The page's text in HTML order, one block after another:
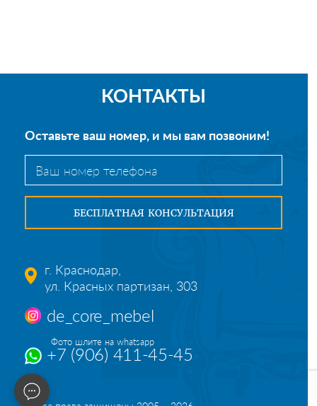
КОНТАКТЫ
Оставьте ваш номер, и мы вам позвоним!
г. Краснодар,
ул. Красных партизан, 303
de_core_mebel
Фото шлите на whatsapp
+7 (906) 411-45-45